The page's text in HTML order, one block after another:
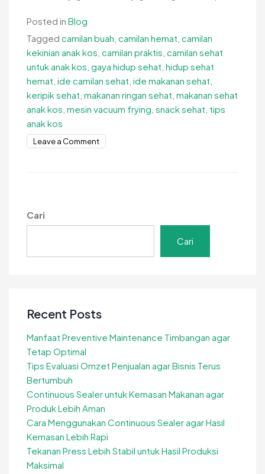
Posted in Blog
Tagged camilan buah camilan hemat camilan
kekinian anak kos camilan praktis camilan sehat
untuk anak kos gaya hidup sehat hidup sehat
hemat ide camilan sehat ide makanan sehat
keripik sehat makanan ringan sehat makanan sehat
anak kos mesin vacuum frying snack sehat tips
anak kos
Leave a Commenton
yang
Cari
Cari
Recent Posts
Manfaat Preventive Maintenance Timbangan agar
Tetap Optimal
Tips Evaluasi Omzet Penjualan agar Bisnis Terus
Bertumbuh
Continuous Sealer untuk Kemasan Makanan agar
Produk Lebih Aman
Cara Menggunakan Continuous Sealer agar Hasil
Kemasan Lebih Rapi
Tekanan Press Lebih Stabil untuk Hasil Produksi
Maksimal